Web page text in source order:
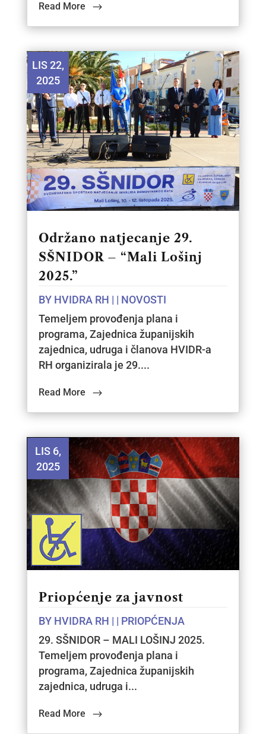
Read More
Održano natjecanje 29.
SŠNIDOR – “Mali Lošinj
2025.”
BY HVIDRA RH |
LIS 22,
2025
| NOVOSTI
Temeljem provođenja plana i
programa, Zajednica županijskih
zajednica, udruga i članova HVIDR-a
RH organizirala je 29....
Read More
Priopćenje za javnost
BY HVIDRA RH |
LIS 6,
2025
| PRIOPĆENJA
29. SŠNIDOR – MALI LOŠINJ 2025.
Temeljem provođenja plana i
programa, Zajednica županijskih
zajednica, udruga i...
Read More